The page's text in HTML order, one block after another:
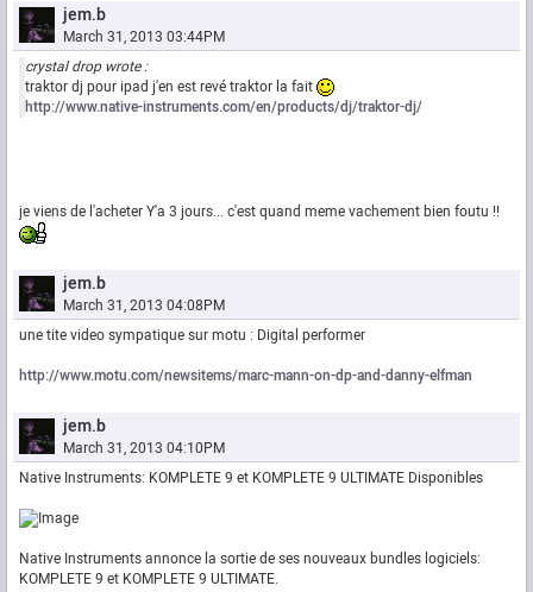
jem.b
March 31, 2013 03:44PM
crystal drop wrote :
traktor dj pour ipad j'en est revé traktor la fait
http://www.native-instruments.com/en/products/dj/traktor-dj/
je viens de l'acheter Y'a 3 jours... c'est quand meme vachement bien foutu !!
jem.b
March 31, 2013 04:08PM
une tite video sympatique sur motu : Digital performer
http://www.motu.com/newsitems/marc-mann-on-dp-and-danny-elfman
jem.b
March 31, 2013 04:10PM
Native Instruments: KOMPLETE 9 et KOMPLETE 9 ULTIMATE Disponibles
Native Instruments annonce la sortie de ses nouveaux bundles logiciels:
KOMPLETE 9 et KOMPLETE 9 ULTIMATE.